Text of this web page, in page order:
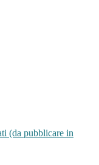
(da pubblicare in